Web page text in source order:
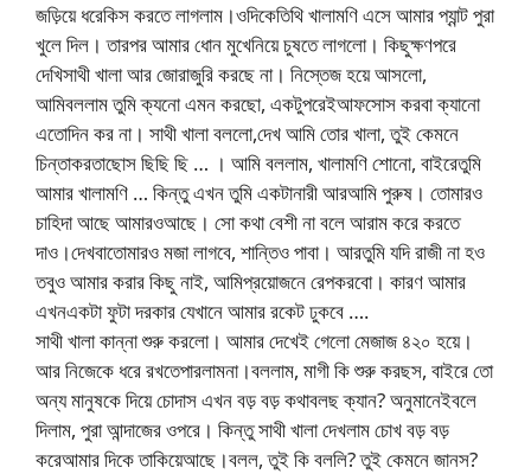
জড়িয়ে ধরেকিস করতে লাগলাম।ওদিকেতিথি খালামণি এসে আমার প্যান্ট পুরা
খুলে দিল। তারপর আমার ধোন মুখেনিয়ে চুষতে লাগলো। কিছুক্ষণপরে
দেখিসাথী খালা আর জোরাজুরি করছে না। নিস্তেজ হয়ে আসলো,
আমিবললাম তুমি ক্যনো এমন করছো, একটুপরেইআফসোস করবা ক্যানো
এতোদিন কর না। সাথী খালা বললো,দেখ আমি তোর খালা, তুই কেমনে
চিন্তাকরতাছোস ছিছি ছি … । আমি বললাম, খালামণি শোনো, বাইরেতুমি
আমার খালামণি … কিন্তু এখন তুমি একটানারী আরআমি পুরুষ। তোমারও
চাহিদা আছে আমারওআছে। সো কথা বেশী না বলে আরাম করে করতে
দাও।দেখবাতোমারও মজা লাগবে, শান্তিও পাবা। আরতুমি যদি রাজী না হও
তবুও আমার করার কিছু নাই, আমিপ্রয়োজনে রেপকরবো। কারণ আমার
এখনএকটা ফুটা দরকার যেখানে আমার রকেট ঢুকবে ….
সাথী খালা কান্না শুরু করলো। আমার দেখেই গেলো মেজাজ ৪২০ হয়ে।
আর নিজেকে ধরে রখতেপারলামনা।বললাম, মাগী কি শুরু করছস, বাইরে তো
অন্য মানুষকে দিয়ে চোদাস এখন বড় বড় কথাবলছ ক্যান? অনুমানেইবলে
দিলাম, পুরা আন্দাজের ওপরে। কিন্তু সাথী খালা দেখলাম চোখ বড় বড়
করেআমার দিকে তাকিয়েআছে।বলল, তুই কি বললি? তুই কেমনে জানস?